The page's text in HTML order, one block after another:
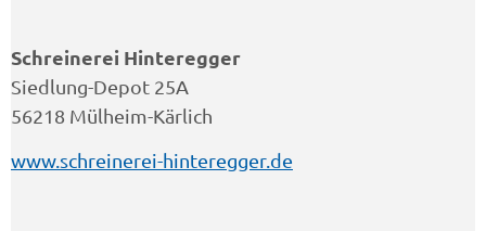
Schreinerei Hinteregger
Siedlung-Depot 25A
56218 Mülheim-Kärlich​
www.schreinerei-hinteregger.de